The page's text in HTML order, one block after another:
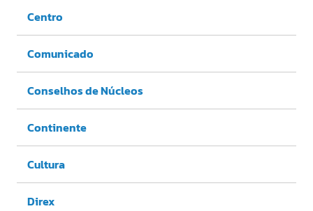
Centro
Comunicado
Conselhos de Núcleos
Continente
Cultura
Direx